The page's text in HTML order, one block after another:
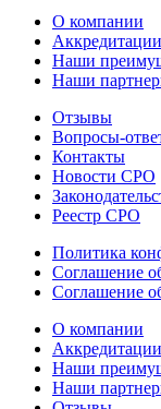
О компании
Аккредитации
Наши
Наши
Отзывы
Вопросы-
Контакты
Новости СРО
Реестр СРО
Политика
Соглашение
Соглашение
О компании
Аккредитации
Наши
Наши